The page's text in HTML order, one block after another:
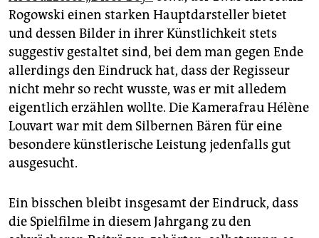
Rogowski einen starken Hauptdarsteller bietet
und dessen Bilder in ihrer Künstlichkeit stets
suggestiv gestaltet sind, bei dem man gegen Ende
allerdings den Eindruck hat, dass der Regisseur
nicht mehr so recht wusste, was er mit alledem
eigentlich erzählen wollte. Die Kamerafrau Hélène
Louvart war mit dem Silbernen Bären für eine
besondere künstlerische Leistung jedenfalls gut
ausgesucht.
Ein bisschen bleibt insgesamt der Eindruck, dass
die Spielfilme in diesem Jahrgang zu den